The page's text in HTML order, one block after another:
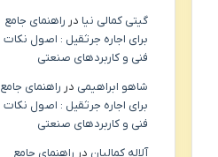
گیتی کمالی نیا در راهنمای جامع
برای اجاره جرثقیل : اصول نکات
فنی و کاربردهای صنعتی
شاهو ابراهیمی در راهنمای جامع
برای اجاره جرثقیل : اصول نکات
فنی و کاربردهای صنعتی
آلاله کمالیان در راهنمای جامع